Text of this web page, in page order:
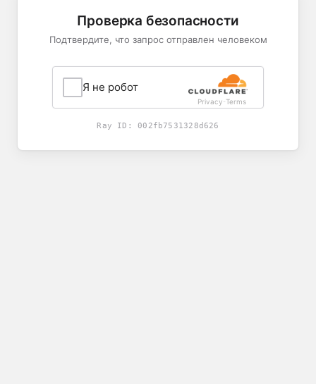
Проверка безопасности
Подтвердите, что запрос отправлен человеком
Я не робот
Privacy-Terms
Ray ID: 002fb7531328d626